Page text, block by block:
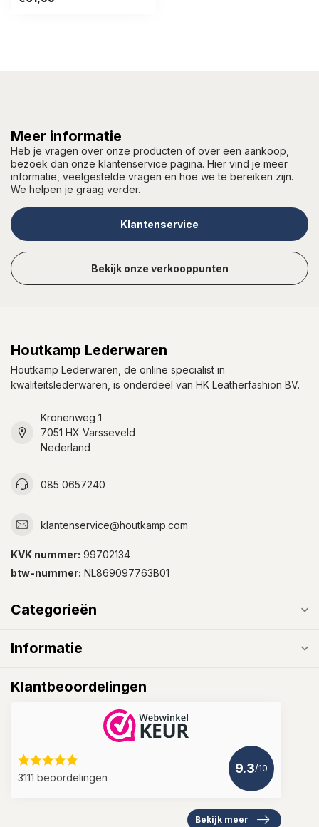
Meer informatie
Heb je vragen over onze producten of over een aankoop,
bezoek dan onze klantenservice pagina. Hier vind je meer
informatie, veelgestelde vragen en hoe we te bereiken zijn.
We helpen je graag verder.
Klantenservice
Bekijk onze verkooppunten
Houtkamp Lederwaren
Houtkamp Lederwaren, de online specialist in
kwaliteitslederwaren, is onderdeel van HK Leatherfashion BV.
Kronenweg 1
7051 HX Varsseveld
Nederland
085 0657240
klantenservice@houtkamp.com
KVK nummer: 99702134
btw-nummer: NL869097763B01
Categorieën
Informatie
Klantbeoordelingen
3111 beoordelingen
9.3/10
Bekijk meer